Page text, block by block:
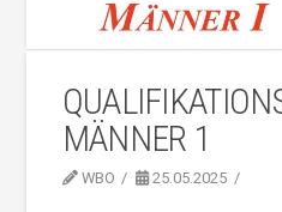
MÄNNER 1
WBO 25.05.2025